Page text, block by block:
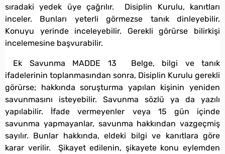
sıradaki yedek üye çağrılır. Disiplin Kurulu, kanıtları
inceler. Bunları yeterli görmezse tanık dinleyebilir.
Konuyu yerinde inceleyebilir. Gerekli görürse bilirkişi
incelemesine başvurabilir.
Ek Savunma MADDE 13 Belge, bilgi ve tanık
ifadelerinin toplanmasından sonra, Disiplin Kurulu gerekli
görürse; hakkında soruşturma yapılan kişinin yeniden
savunmasını isteyebilir. Savunma sözlü ya da yazılı
yapılabilir. İfade vermeyenler veya 15 gün içinde
savunma yapmayanlar, savunma hakkından vazgeçmiş
sayılır. Bunlar hakkında, eldeki bilgi ve kanıtlara göre
karar verilir. Şikayet edilenin, şikayete konu eylemden